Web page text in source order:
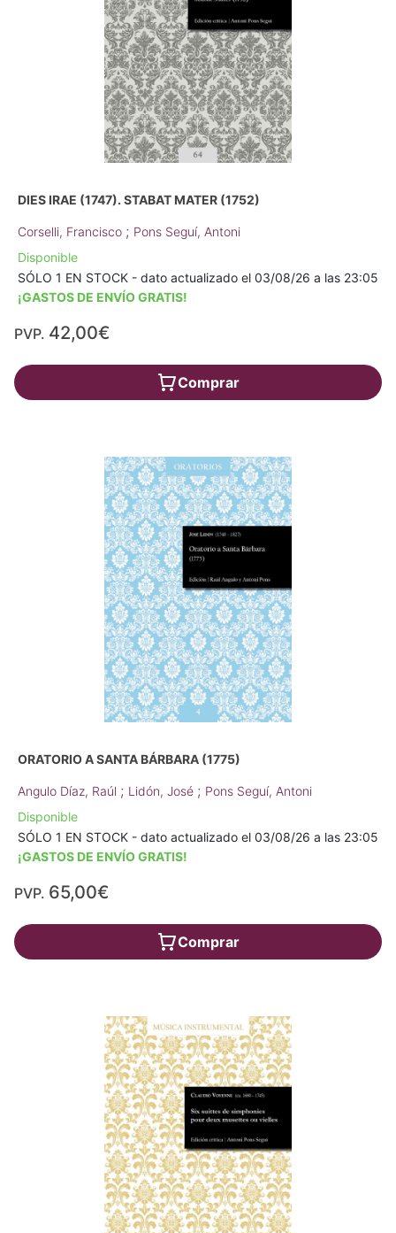
DIES IRAE (1747). STABAT MATER (1752)
Corselli, Francisco ; Pons Seguí, Antoni
Disponible
SÓLO 1 EN STOCK - dato actualizado el 03/08/26 a las 23:05
¡GASTOS DE ENVÍO GRATIS!
PVP. 42,00€
Comprar
ORATORIO A SANTA BÁRBARA (1775)
Angulo Díaz, Raúl ; Lidón, José ; Pons Seguí, Antoni
Disponible
SÓLO 1 EN STOCK - dato actualizado el 03/08/26 a las 23:05
¡GASTOS DE ENVÍO GRATIS!
PVP. 65,00€
Comprar